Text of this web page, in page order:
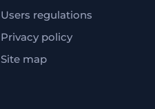
Users regulations
Privacy policy
Site map